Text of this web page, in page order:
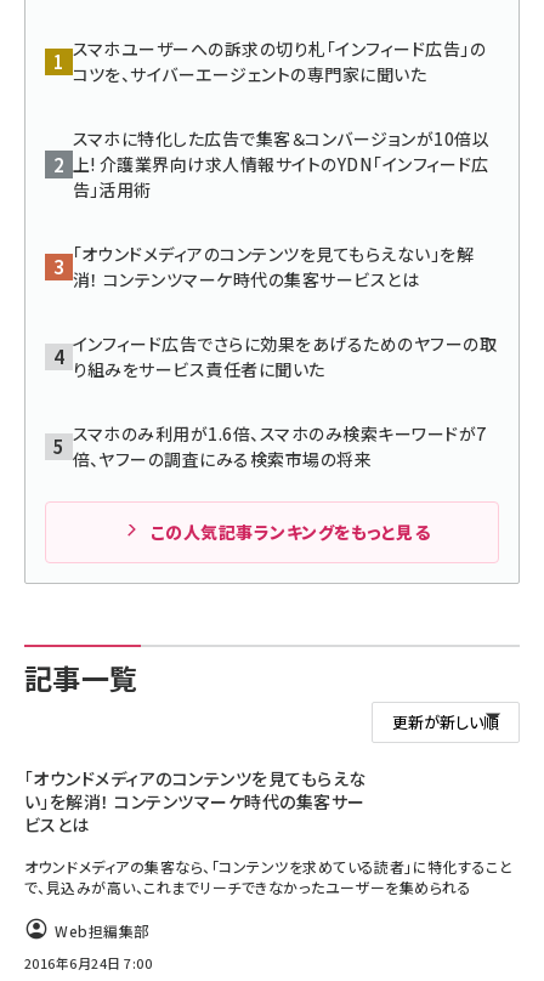
スマホユーザーへの訴求の切り札「インフィード広告」の
コツを、サイバーエージェントの専門家に聞いた
スマホに特化した広告で集客＆コンバージョンが10倍以
上! 介護業界向け求人情報サイトのYDN「インフィード広
告」活用術
「オウンドメディアのコンテンツを見てもらえない」を解
消！ コンテンツマーケ時代の集客サービスとは
インフィード広告でさらに効果をあげるためのヤフーの取
り組みをサービス責任者に聞いた
スマホのみ利用が1.6倍、スマホのみ検索キーワードが7
倍、ヤフーの調査にみる検索市場の将来
この人気記事ランキングをもっと見る
記事一覧
「オウンドメディアのコンテンツを見てもらえな
い」を解消！ コンテンツマーケ時代の集客サー
ビスとは
オウンドメディアの集客なら、「コンテンツを求めている読者」に特化すること
で、見込みが高い、これまでリーチできなかったユーザーを集められる
Web担編集部
2016年6月24日 7:00